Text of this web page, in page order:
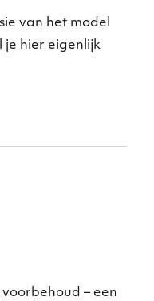
van het model
je hier eigenlijk
– een